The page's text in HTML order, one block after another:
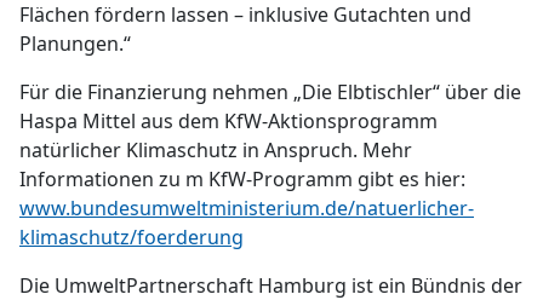
Flächen fördern lassen – inklusive Gutachten und
Planungen.“
Für die Finanzierung nehmen „Die Elbtischler“ über die
Haspa Mittel aus dem KfW-Aktionsprogramm
natürlicher Klimaschutz in Anspruch. Mehr
Informationen zu m KfW-Programm gibt es hier:
www.bundesumweltministerium.de/natuerlicher-
klimaschutz/foerderung
Die UmweltPartnerschaft Hamburg ist ein Bündnis der